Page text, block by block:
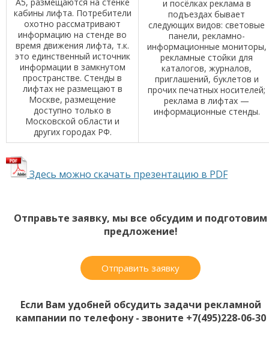
кабины лифта. Потребители
охотно рассматривают
информацию на стенде во
время движения лифта, т.к.
это единственный источник
информации в замкнутом
пространстве. Стенды в
лифтах не размещают в
Москве, размещение
доступно только в
Московской области и
других городах РФ.
и посёлках реклама в
подъездах бывает
следующих видов: световые
панели, рекламно-
информационные мониторы,
рекламные стойки для
каталогов, журналов,
приглашений, буклетов и
прочих печатных носителей;
реклама в лифтах —
информационные стенды.
Здесь можно скачать презентацию в PDF
Отправьте заявку, мы все обсудим и подготовим
предложение!
Отправить заявку
Если Вам удобней обсудить задачи рекламной
кампании по телефону - звоните +7(495)228-06-30